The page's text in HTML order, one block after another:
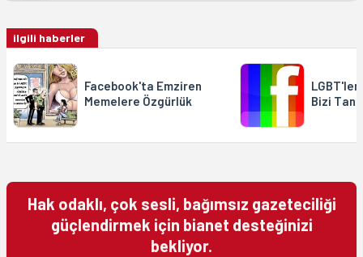
ilgili haberler
Facebook'ta Emziren
Memelere Özgürlük
Bizi
Hak odaklı, çok sesli, bağımsız gazeteciliği
güçlendirmek için bianet desteğinizi
bekliyor.